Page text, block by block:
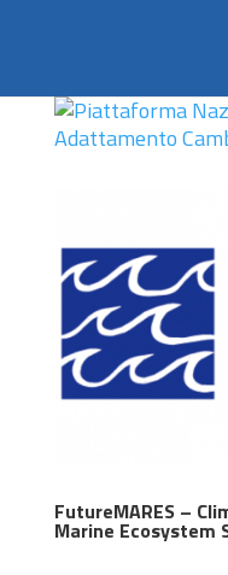
FutureMARES –
Marine Ecosystem